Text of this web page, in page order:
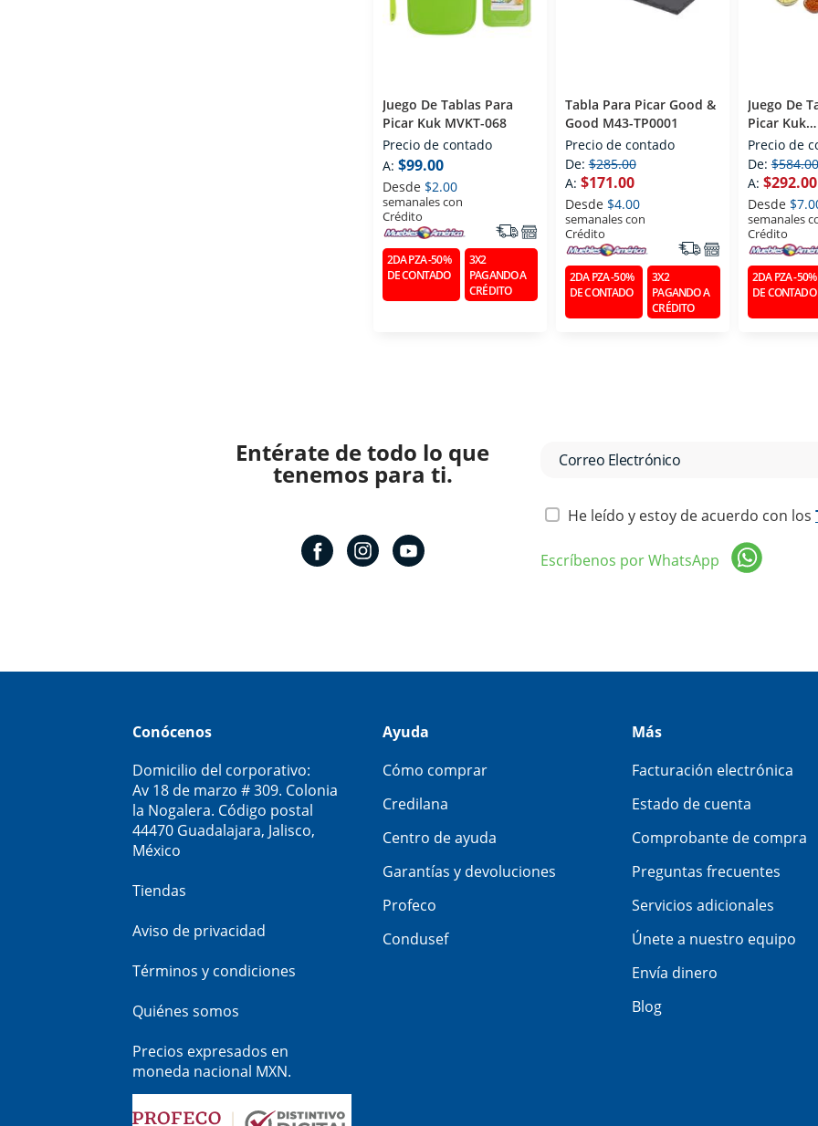
Juego De Tablas Para
Picar Kuk MVKT-068
Precio de contado
A: $99.00
Desde $2.00
semanales con
Crédito
2DA PZA -50%
DE CONTADO
3X2
PAGANDO A
CRÉDITO
Tabla Para Picar Good &
Good M43-TP0001
Precio de contado
De:$285.00
A: $171.00
Desde $4.00
semanales con
Crédito
2DA PZA -50%
DE CONTADO
3X2
PAGANDO A
CRÉDITO
Juego De
Picar Kuk
PIEZAS
Precio de
De:$584.00
A: $292.00
Desde
semanales
Crédito
2DA PZA -50%
DE CONTADO
Entérate de todo lo que
tenemos para ti.
He leído y estoy de acuerdo con los
Escríbenos por WhatsApp
Conócenos
Domicilio del corporativo:
Av 18 de marzo # 309. Colonia
la Nogalera. Código postal
44470 Guadalajara, Jalisco,
México
Tiendas
Aviso de privacidad
Términos y condiciones
Quiénes somos
Precios expresados en
moneda nacional MXN.
Ayuda
Cómo comprar
Credilana
Centro de ayuda
Garantías y devoluciones
Profeco
Condusef
Más
Facturación electrónica
Estado de cuenta
Comprobante de compra
Preguntas frecuentes
Servicios adicionales
Únete a nuestro equipo
Envía dinero
Blog